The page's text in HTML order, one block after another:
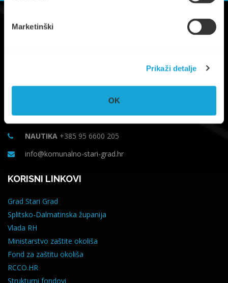
Marketinški
Prikaži detalje
OK
Trg Ploča 7, Stari Grad, otok Hvar
UPRAVA +385 21 765 299
NAUTIKA +385 95 6600 205
info@komunalno-stari-grad.hr
KORISNI LINKOVI
Grad Stari Grad
Splitsko-Dalmatinska županija
Vlada RH
Ministarstvo zaštite okoliša
Fond za zaštitu okoliša
RCCO.HR
Strukturni fondovi